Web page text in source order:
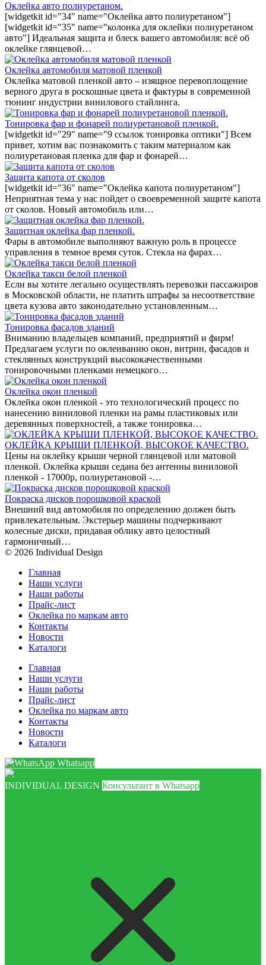
Оклейка авто полиуретаном.
[widgetkit id="34" name="Оклейка авто полиуретаном"]
[widgetkit id="35" name="колонка для оклейки полиуретаном
авто"] Идеальная защита и блеск вашего автомобиля: всё об
оклейке глянцевой…
Оклейка автомобиля матовой пленкой
Оклейка матовой пленкой авто – изящное перевоплощение
верного друга в роскошные цвета и фактуры в современной
тюнинг индустрии винилового стайлинга.
Тонировка фар и фонарей полиуретановой пленкой.
[widgetkit id="29" name="9 ссылок тонировка оптики"] Всем
привет, хотим вас познакомить с таким материалом как
полиуретановая пленка для фар и фонарей…
Защита капота от сколов
[widgetkit id="36" name="Оклейка капота полиуретаном"]
Неприятная тема у нас пойдет о своевременной защите капота
от сколов. Новый автомобиль или…
Защитная оклейка фар пленкой.
Фары в автомобиле выполняют важную роль в процессе
управления в темное время суток. Стекла на фарах…
Оклейка такси белой пленкой
Если вы хотите легально осуществлять перевозки пассажиров
в Московской области, не платить штрафы за несоответствие
цвета кузова авто законодательно установленным…
Тонировка фасадов зданий
Вниманию владельцев компаний, предприятий и фирм!
Предлагаем услуги по оклеиванию окон, витрин, фасадов и
стеклянных конструкций высококачественными
тонировочными пленками немецкого…
Оклейка окон пленкой
Оклейка окон пленкой - это технологический процесс по
нанесению виниловой пленки на рамы пластиковых или
деревянных поверхностей, а также тонировка…
ОКЛЕЙКА КРЫШИ ПЛЕНКОЙ, ВЫСОКОЕ КАЧЕСТВО.
Цены на оклейку крыши черной глянцевой или матовой
пленкой. Оклейка крыши седана без антенны виниловой
пленкой - 17000р, полиуретановой -…
Покраска дисков порошковой краской
Внешний вид автомобиля по определению должен быть
привлекательным. Экстерьер машины подчеркивают
колесные диски, придавая облику авто целостный
гармоничный…
© 2026 Individual Design
Главная
Наши услуги
Наши работы
Прайс-лист
Оклейка по маркам авто
Контакты
Новости
Каталоги
Главная
Наши услуги
Наши работы
Прайс-лист
Оклейка по маркам авто
Контакты
Новости
Каталоги
Whatsapp
INDIVIDUAL DESIGN Консультант в Whatsapp